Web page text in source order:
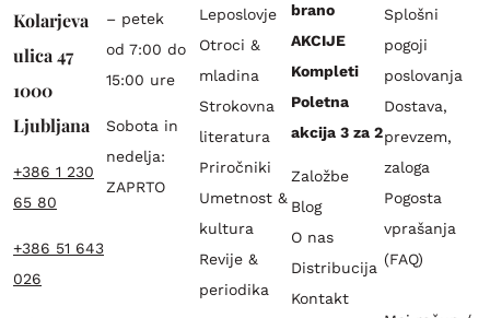
Kolarjeva
ulica 47
1000
Ljubljana
+386 1 230
65 80
+386 51 643
026
– petek
od 7:00 do
15:00 ure
Sobota in
nedelja:
ZAPRTO
Leposlovje
Otroci &
mladina
Strokovna
literatura
Priročniki
Umetnost &
kultura
Revije &
periodika
brano
AKCIJE
Kompleti
Poletna
akcija 3 za 2
Založbe
Blog
O nas
Distribucija
Kontakt
Splošni
pogoji
poslovanja
Dostava,
prevzem,
zaloga
Pogosta
vprašanja
(FAQ)